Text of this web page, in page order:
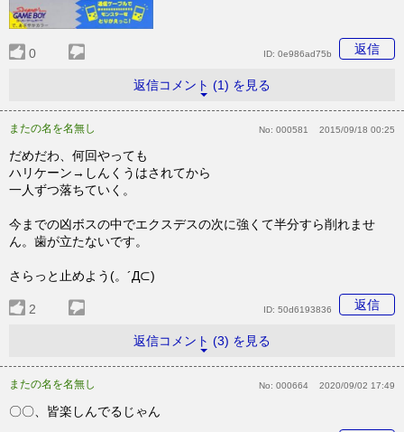
0 返信
ID: 0e986ad75b
返信コメント (1) を見る
またの名を名無し No: 000581 2015/09/18 00:25
だめだわ、何回やっても
ハリケーン→しんくうはされてから
一人ずつ落ちていく。
今までの凶ボスの中でエクスデスの次に強くて半分すら削れませ
ん。歯が立たないです。
さらっと止めよう(。´Д⊂)
2 返信
ID: 50d6193836
返信コメント (3) を見る
またの名を名無し No: 000664 2020/09/02 17:49
〇〇、皆楽しんでるじゃん